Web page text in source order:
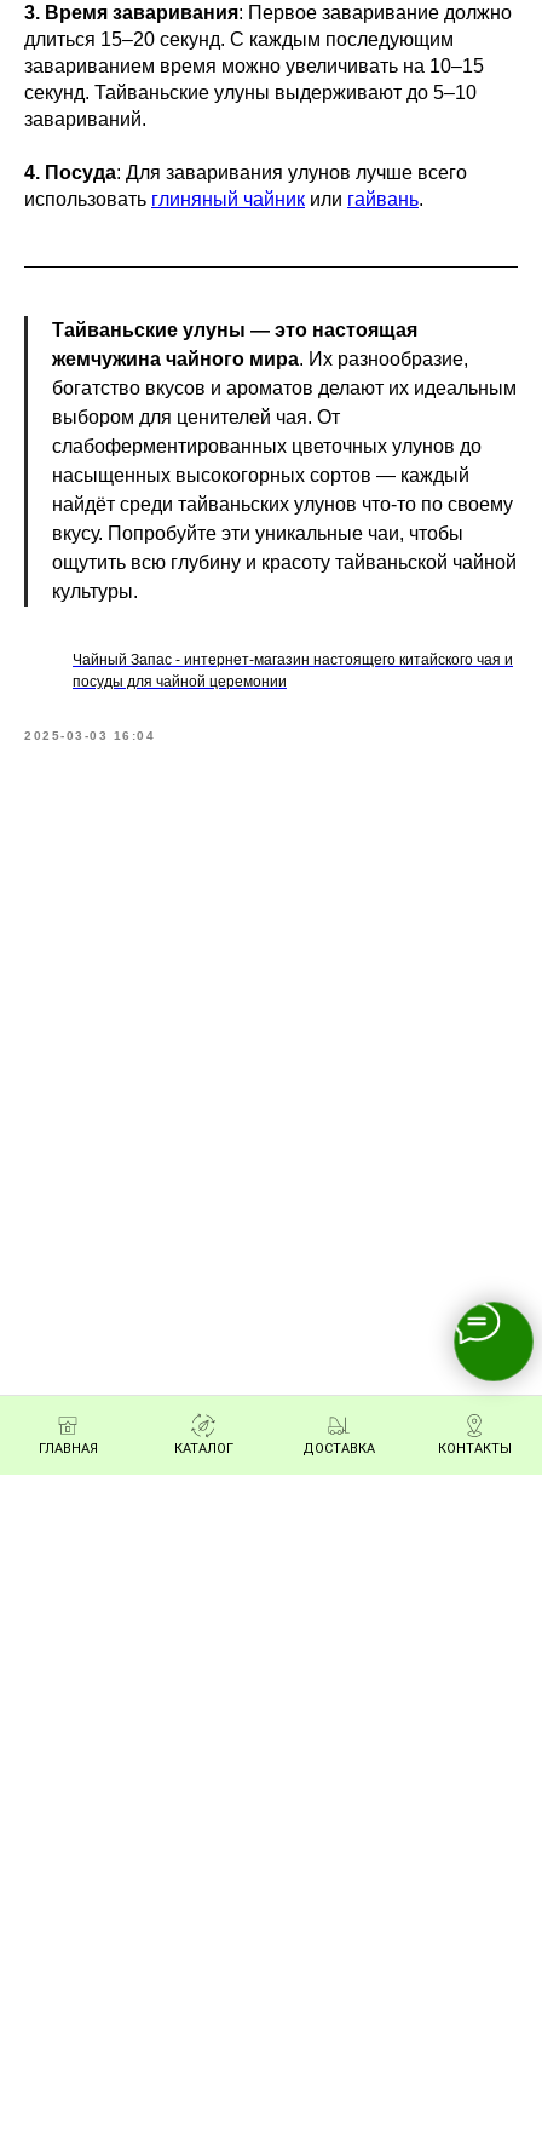
ГЛАВНАЯ КАТАЛОГ ДОСТАВКА КОНТАКТЫ
3. Время заваривания: Первое заваривание должно
длиться 15–20 секунд. С каждым последующим
завариванием время можно увеличивать на 10–15
секунд. Тайваньские улуны выдерживают до 5–10
завариваний.
4. Посуда: Для заваривания улунов лучше всего
использовать глиняный чайник или гайвань.
Тайваньские улуны — это настоящая
жемчужина чайного мира. Их разнообразие,
богатство вкусов и ароматов делают их идеальным
выбором для ценителей чая. От
слабоферментированных цветочных улунов до
насыщенных высокогорных сортов — каждый
найдёт среди тайваньских улунов что-то по своему
вкусу. Попробуйте эти уникальные чаи, чтобы
ощутить всю глубину и красоту тайваньской чайной
культуры.
Чайный Запас - интернет-магазин настоящего китайского чая и
посуды для чайной церемонии
2025-03-03 16:04